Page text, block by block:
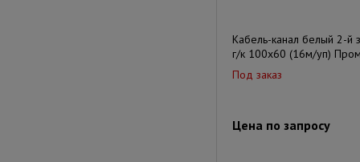
Кабель-канал белый 2-й
г/к 100х60 (16м/уп)
Под заказ
Цена по запросу